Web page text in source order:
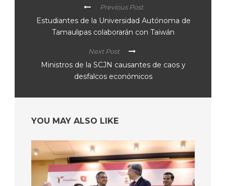
Previous Post
Estudiantes de la Universidad Autónoma de
Tamaulipas colaborarán con Taiwán
Next Post
Ministros de la SCJN causantes de caos y
desfalcos económicos
YOU MAY ALSO LIKE